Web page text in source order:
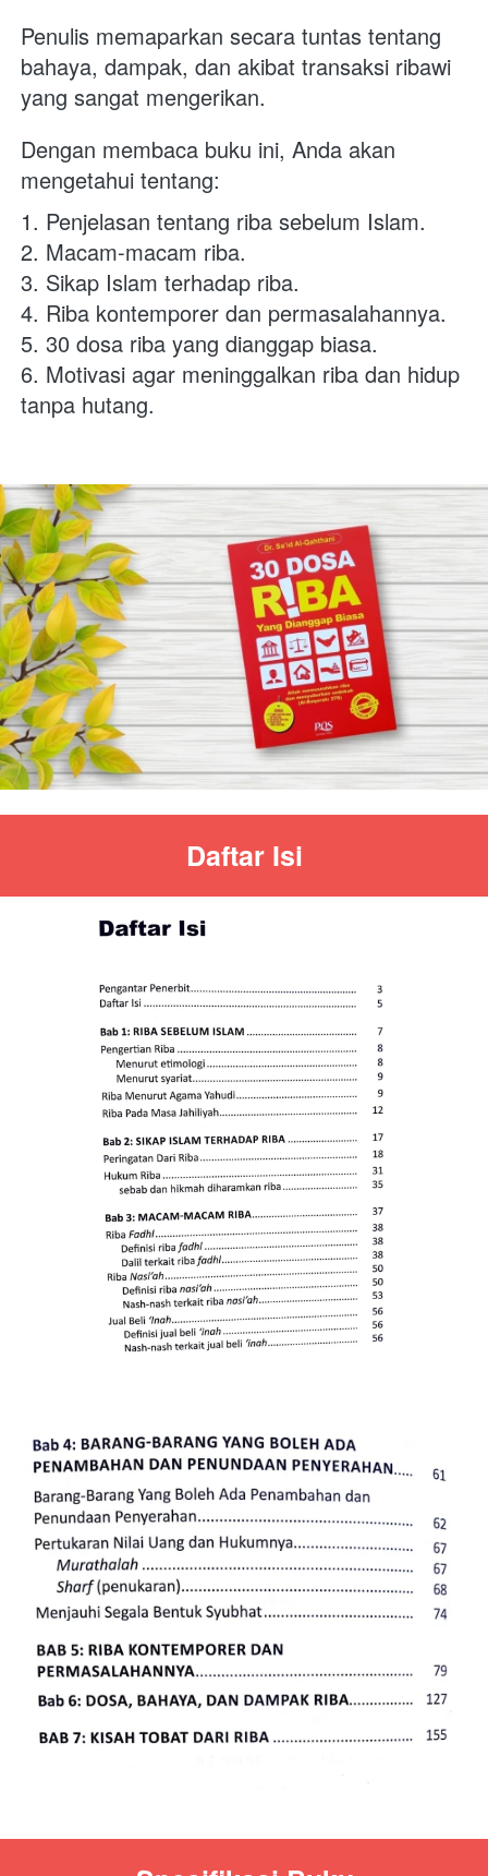
Penulis memaparkan secara tuntas tentang
bahaya, dampak, dan akibat transaksi ribawi
yang sangat mengerikan.
Dengan membaca buku ini, Anda akan
mengetahui tentang:
1. Penjelasan tentang riba sebelum Islam.
2. Macam-macam riba.
3. Sikap Islam terhadap riba.
4. Riba kontemporer dan permasalahannya.
5. 30 dosa riba yang dianggap biasa.
6. Motivasi agar meninggalkan riba dan hidup
tanpa hutang.
Daftar Isi